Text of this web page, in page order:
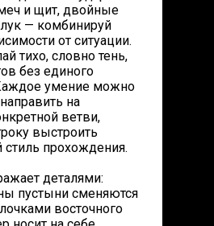
и щит, двойные
— комбинируй
от ситуации.
тихо, словно тень,
без единого
умение можно
на
ветви,
выстроить
прохождения.
деталями:
пустыни сменяются
восточного